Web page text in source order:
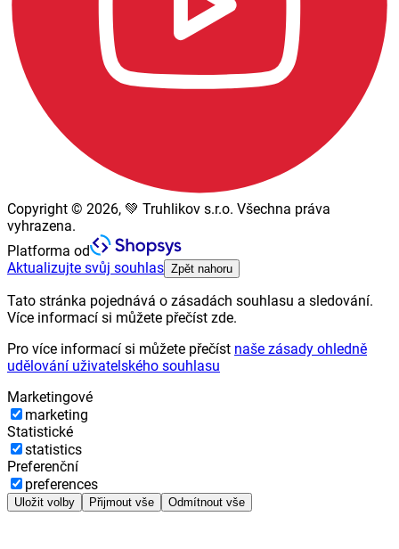
Copyright © 2026, 💚 Truhlikov s.r.o. Všechna práva
vyhrazena.
Platforma od
Aktualizujte svůj souhlas Zpět nahoru
Tato stránka pojednává o zásadách souhlasu a sledování.
Více informací si můžete přečíst zde.
Pro více informací si můžete přečíst naše zásady ohledně
udělování uživatelského souhlasu
Marketingové
marketing
Statistické
statistics
Preferenční
preferences
Uložit volby Přijmout vše Odmítnout vše